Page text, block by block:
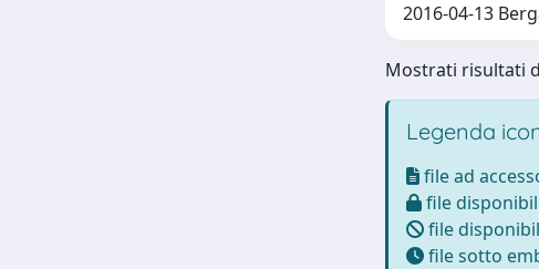
2016-04-13
Mostrati risultati
Legenda
file ad
file
file
file sotto